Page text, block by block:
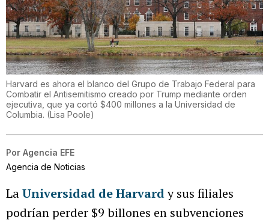
Harvard es ahora el blanco del Grupo de Trabajo Federal para
Combatir el Antisemitismo creado por Trump mediante orden
ejecutiva, que ya cortó $400 millones a la Universidad de
Columbia. (Lisa Poole)
Por Agencia EFE
Agencia de Noticias
LaUniversidad de Harvardy sus filiales
podrían perder $9 billones en subvenciones